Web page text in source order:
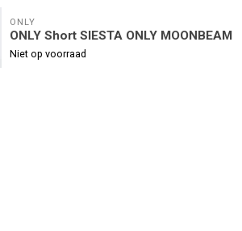
ONLY
ONLY Short SIESTA ONLY MOONBEAM
Niet op voorraad
bestelwaarde van €45,00